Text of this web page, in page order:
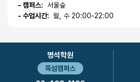
- 캠퍼스:
서울숲
- 수업시간: 월, 수 20:00-22:00
명석학원
뚝섬캠퍼스